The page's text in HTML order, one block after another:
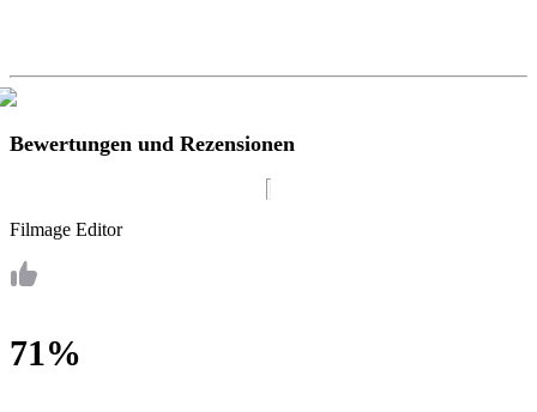
Bewertungen und Rezensionen
Filmage Editor
71%